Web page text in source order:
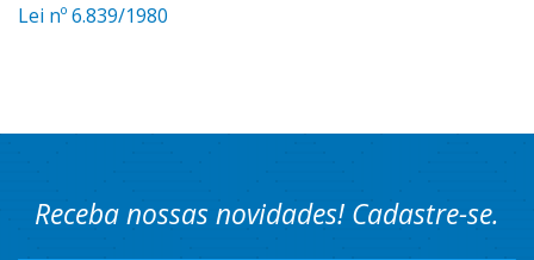
Lei nº 6.839/1980
Receba nossas novidades! Cadastre-se.